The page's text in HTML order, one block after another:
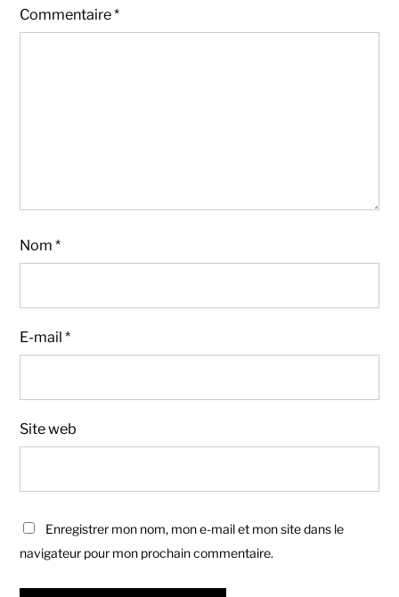
Commentaire*
Nom*
E-mail*
Site web
Enregistrer mon nom, mon e-mail et mon site dans le
navigateur pour mon prochain commentaire.